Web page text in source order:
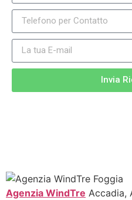
Invia
Agenzia WindTre Accadia,